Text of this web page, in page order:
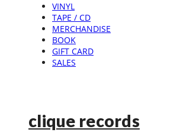
VINYL
TAPE / CD
MERCHANDISE
BOOK
GIFT CARD
SALES
clique records